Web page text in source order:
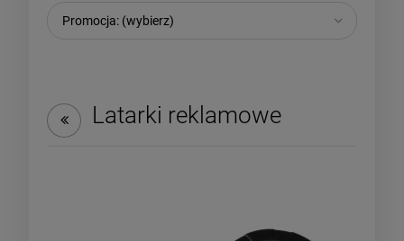
Promocja: (wybierz)
Latarki reklamowe